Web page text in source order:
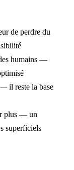
de perdre du
humains —
il reste la base
plus — un
superficiels